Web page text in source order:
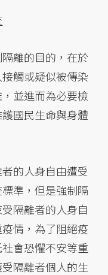
離的目的，在於
觸或疑似被傳染
並進而為必要檢
國民生命與身體
的人身自由遭受
準，但是強制隔
隔離者的人身自
情，為了阻絕疫
會恐懼不安等重
隔離者個人的生